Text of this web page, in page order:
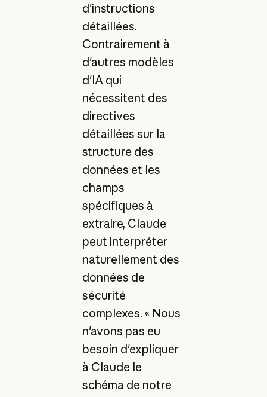
d'instructions
détaillées.
Contrairement à
d'autres modèles
d'IA qui
nécessitent des
directives
détaillées sur la
structure des
données et les
champs
spécifiques à
extraire, Claude
peut interpréter
naturellement des
données de
sécurité
complexes. « Nous
n'avons pas eu
besoin d'expliquer
à Claude le
schéma de notre